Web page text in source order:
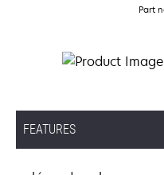
Part
FEATURES